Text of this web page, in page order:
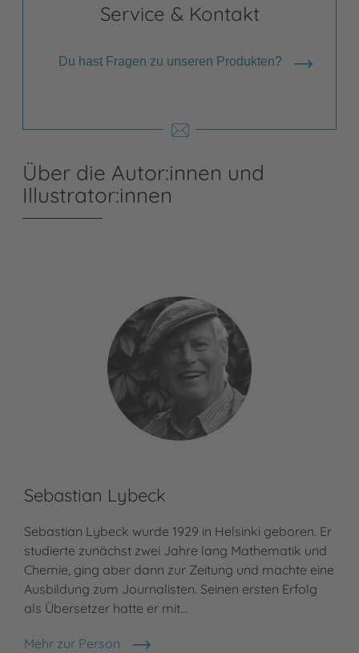
Service & Kontakt
Du hast Fragen zu unseren Produkten?
Über die Autor:innen und
Illustrator:innen
Sebastian Lybeck
Sebastian Lybeck wurde 1929 in Helsinki geboren. Er
studierte zunächst zwei Jahre lang Mathematik und
Chemie, ging aber dann zur Zeitung und machte eine
Ausbildung zum Journalisten. Seinen ersten Erfolg
als Übersetzer hatte er mit…
Mehr zur Person